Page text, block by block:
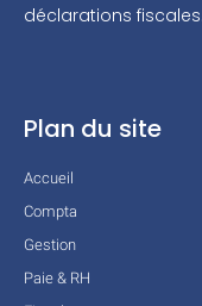
déclarations fiscales.
Plan du site
Accueil
Compta
Gestion
Paie & RH